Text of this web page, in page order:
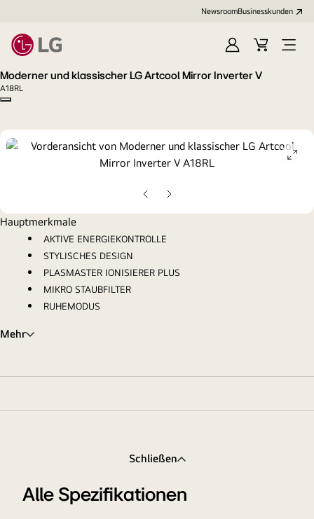
NewsroomBusinesskunden
AnmeldenWarenkorb
Menü
Moderner und klassischer LG Artcool Mirror Inverter V
A18RL
Copy model name
Vorherige
Folie
Nächste
Folie
Hauptmerkmale
AKTIVE ENERGIEKONTROLLE
STYLISCHES DESIGN
PLASMASTER IONISIERER PLUS
MIKRO STAUBFILTER
RUHEMODUS
Mehr
Schließen
Alle Spezifikationen